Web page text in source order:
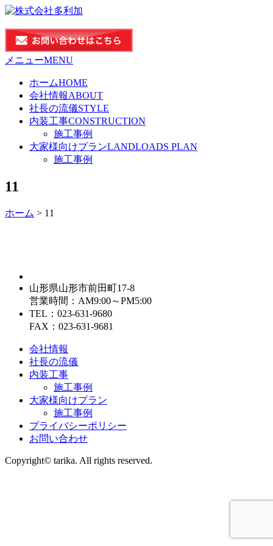
メニューMENU
ホームHOME
会社情報ABOUT
社長の流儀STYLE
内装工事CONSTRUCTION
施工事例
大家様向けプランLANDLOADS PLAN
施工事例
11
ホーム > 11
山形県山形市前田町17-8
営業時間：AM9:00～PM5:00
TEL：023-631-9680
FAX：023-631-9681
会社情報
社長の流儀
内装工事
施工事例
大家様向けプラン
施工事例
プライバシーポリシー
お問い合わせ
Copyright© tarika. All rights reserved.